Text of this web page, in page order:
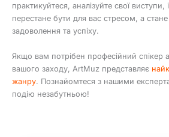
практикуйтеся, аналізуйте свої виступи,
перестане бути для вас стресом, а
задоволення та успіху.
Якщо вам потрібен професійний спікер
вашого заходу, ArtMuz представляє
жанру. Познайомтеся з нашими
подію незабутньою!